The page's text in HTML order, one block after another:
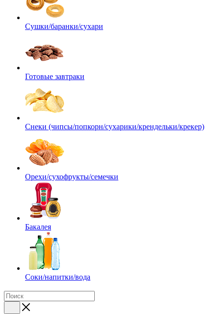
Сушки/баранки/сухари
Готовые завтраки
Снеки (чипсы/попкорн/сухарики/крендельки/крекер)
Орехи/сухофрукты/семечки
Бакалея
Соки/напитки/вода